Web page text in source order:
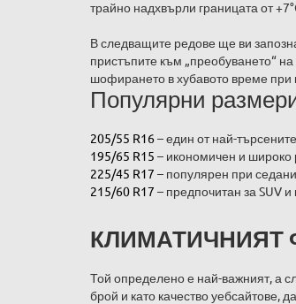
трайно надхвърли границата от
В следващите редове ще ви
пристъпите към „преобуването“
шофирането в хубавото време при
Популярни
205/55 R16– един от най-
195/65 R15 – икономичен и широко
225/45 R17 – популярен при
215/60 R17 – предпочитан за SUV
КЛИМАТИЧНИЯТ
Той определено е най-важният, а
брой и като качество уебсайтове,